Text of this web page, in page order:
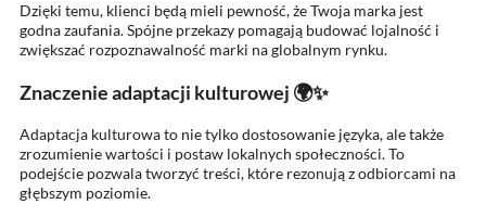
Dzięki temu, klienci będą mieli pewność, że Twoja marka jest
godna zaufania. Spójne przekazy pomagają budować lojalność i
zwiększać rozpoznawalność marki na globalnym rynku.
Znaczenie adaptacji kulturowej 🌍✨
Adaptacja kulturowa to nie tylko dostosowanie języka, ale także
zrozumienie wartości i postaw lokalnych społeczności. To
podejście pozwala tworzyć treści, które rezonują z odbiorcami na
głębszym poziomie.